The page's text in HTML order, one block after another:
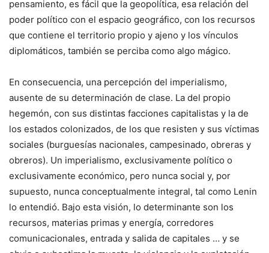
pensamiento, es fácil que la geopolítica, esa relación del
poder político con el espacio geográfico, con los recursos
que contiene el territorio propio y ajeno y los vínculos
diplomáticos, también se perciba como algo mágico.
En consecuencia, una percepción del imperialismo,
ausente de su determinación de clase. La del propio
hegemón, con sus distintas facciones capitalistas y la de
los estados colonizados, de los que resisten y sus víctimas
sociales (burguesías nacionales, campesinado, obreras y
obreros). Un imperialismo, exclusivamente político o
exclusivamente económico, pero nunca social y, por
supuesto, nunca conceptualmente integral, tal como Lenin
lo entendió. Bajo esta visión, lo determinante son los
recursos, materias primas y energía, corredores
comunicacionales, entrada y salida de capitales … y se